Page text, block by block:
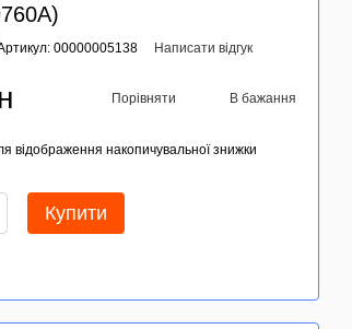
00000005138 Написати відгук
Порівняти В бажання
відображення накопичувальної знижки
Купити